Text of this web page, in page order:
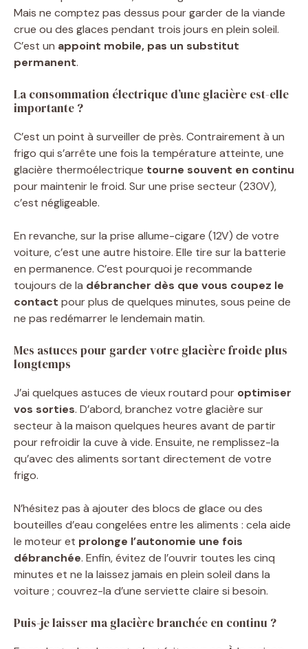
Mais ne comptez pas dessus pour garder de la viande
crue ou des glaces pendant trois jours en plein soleil.
C’est un appoint mobile, pas un substitut
permanent.
La consommation électrique d’une glacière est-elle
importante ?
C’est un point à surveiller de près. Contrairement à un
frigo qui s’arrête une fois la température atteinte, une
glacière thermoélectrique tourne souvent en continu
pour maintenir le froid. Sur une prise secteur (230V),
c’est négligeable.
En revanche, sur la prise allume-cigare (12V) de votre
voiture, c’est une autre histoire. Elle tire sur la batterie
en permanence. C’est pourquoi je recommande
toujours de la débrancher dès que vous coupez le
contact pour plus de quelques minutes, sous peine de
ne pas redémarrer le lendemain matin.
Mes astuces pour garder votre glacière froide plus
longtemps
J’ai quelques astuces de vieux routard pour optimiser
vos sorties. D’abord, branchez votre glacière sur
secteur à la maison quelques heures avant de partir
pour refroidir la cuve à vide. Ensuite, ne remplissez-la
qu’avec des aliments sortant directement de votre
frigo.
N’hésitez pas à ajouter des blocs de glace ou des
bouteilles d’eau congelées entre les aliments : cela aide
le moteur et prolonge l’autonomie une fois
débranchée. Enfin, évitez de l’ouvrir toutes les cinq
minutes et ne la laissez jamais en plein soleil dans la
voiture ; couvrez-la d’une serviette claire si besoin.
Puis-je laisser ma glacière branchée en continu ?